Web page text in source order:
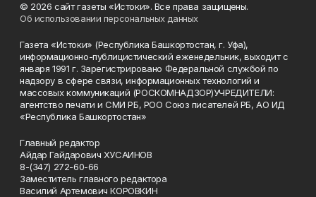
© 2026 сайт газеты «Истоки». Все права защищены.
Об использовании персональных данных
Газета «Истоки» (Республика Башкортостан, г. Уфа),
информационно-публицистический еженедельник, выходит с
января 1991 г. Зарегистрировано Федеральной службой по
надзору в сфере связи, информационных технологий и
массовых коммуникаций (РОСКОМНАДЗОР)УЧРЕДИТЕЛИ:
агентство печати и СМИ РБ, РОО Союз писателей РБ, АО ИД
«Республика Башкортостан»
Главный редактор
Айдар Гайдарович ХУСАИНОВ
8-(347) 272-60-66
Заместитель главного редактора
Василий Артемович КОРОВКИН